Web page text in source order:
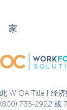
家
此 WIOA Title I 经
(800) 735-2922 或